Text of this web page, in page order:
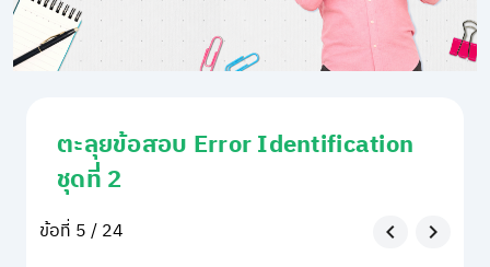
ตะลุยข้อสอบ Error Identification
ชุดที่ 2
ข้อที่ 5 / 24